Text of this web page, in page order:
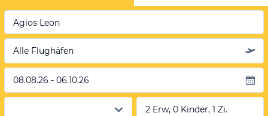
Agios Leon
Alle Flughäfen
08.08.26 - 06.10.26
2 Erw, 0 Kinder, 1 Zi.